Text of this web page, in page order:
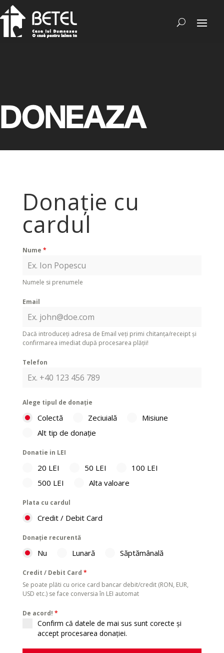
DONEAZA
Donație cu
cardul
Nume *
Numele si prenumele
Email
Dacă introduceți adresa de Email veți primi chitanța/receipt și
confirmarea imediat după procesarea plății!
Telefon
Alege tipul de donație
Colectă Zeciuială
Misiune
Alt tip de donație
Donatie in LEI
20 LEI 50 LEI
100 LEI
500 LEI
Alta valoare
Plata cu cardul
Credit / Debit Card
Donație recurentă
Nu Lunară Săptămânală
Credit / Debit Card *
Se poate plăti cu orice card bancar debit/credit (RON, EUR,
USD etc.) se face conversia în LEI automat
De acord! *
Confirm că datele de mai sus sunt corecte și
accept procesarea donației.